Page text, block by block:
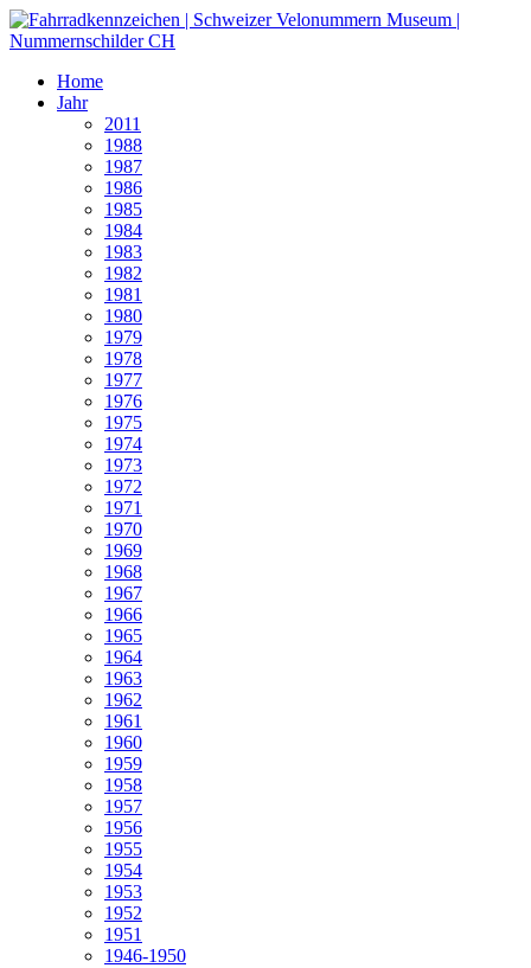
Home
Jahr
2011
1988
1987
1986
1985
1984
1983
1982
1981
1980
1979
1978
1977
1976
1975
1974
1973
1972
1971
1970
1969
1968
1967
1966
1965
1964
1963
1962
1961
1960
1959
1958
1957
1956
1955
1954
1953
1952
1951
1946-1950